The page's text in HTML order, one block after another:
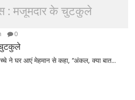
: मजूमदार के चुटकुले
0
ने घर आएं मेहमान से कहा, ‘‘अंकल, क्या बात...